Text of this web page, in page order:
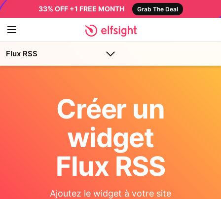
33% OFF +1 FREE MONTH Grab The Deal
Flux RSS
Créer un
widget
Flux RSS
Ajoutez le widget à votre site